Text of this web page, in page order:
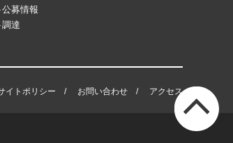
公募情報
調達
イトポリシー お問い合わせ アクセス